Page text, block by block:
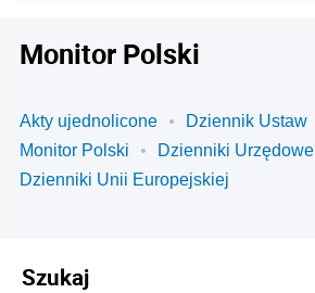
Monitor Polski
Akty ujednolicone
Dziennik Ustaw
Monitor Polski
Dzienniki Urzędowe
Dzienniki Unii Europejskiej
Szukaj